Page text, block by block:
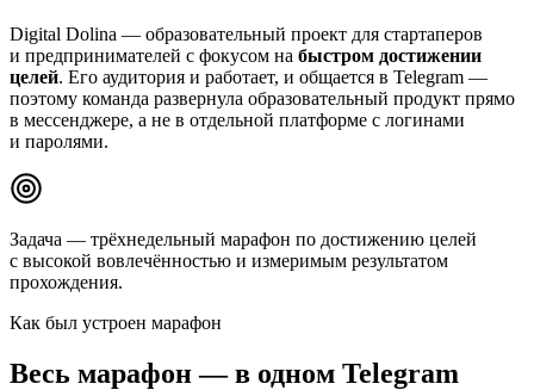
Digital Dolina — образовательный проект для стартаперов
и предпринимателей с фокусом на быстром достижении
целей. Его аудитория и работает, и общается в Telegram —
поэтому команда развернула образовательный продукт прямо
в мессенджере, а не в отдельной платформе с логинами
и паролями.
Задача — трёхнедельный марафон по достижению целей
с высокой вовлечённостью и измеримым результатом
прохождения.
Как был устроен марафон
Весь марафон —в одном Telegram